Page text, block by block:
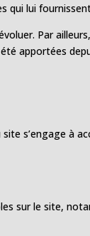
qui lui
Par
apportées
s’engage à
sur le site,